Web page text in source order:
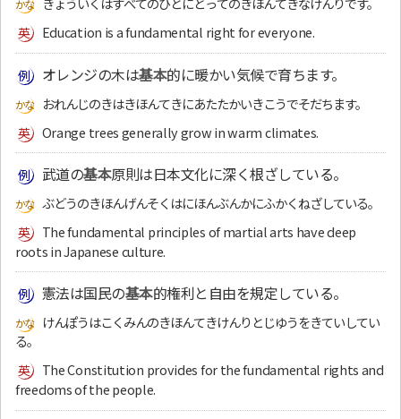
Education is a fundamental right for everyone.
オレンジの木は基本的に暖かい気候で育ちます。
おれんじのきはきほんてきにあたたかいきこうでそだちます。
Orange trees generally grow in warm climates.
武道の基本原則は日本文化に深く根ざしている。
ぶどうのきほんげんそくはにほんぶんかにふかくねざしている。
The fundamental principles of martial arts have deep
roots in Japanese culture.
憲法は国民の基本的権利と自由を規定している。
けんぽうはこくみんのきほんてきけんりとじゆうをきていしてい
る。
The Constitution provides for the fundamental rights and
freedoms of the people.